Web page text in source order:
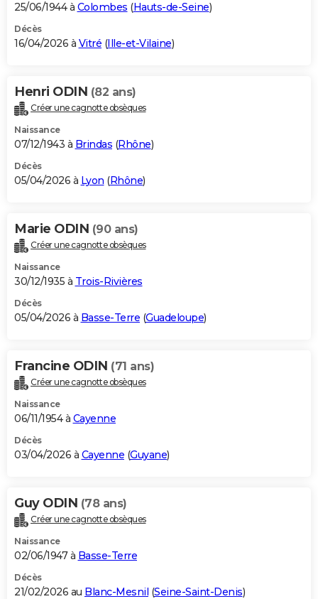
25/06/1944 à Colombes (Hauts-de-Seine)
Décès
16/04/2026 à Vitré (Ille-et-Vilaine)
Henri ODIN (82 ans)
Créer une cagnotte obsèques
Naissance
07/12/1943 à Brindas (Rhône)
Décès
05/04/2026 à Lyon (Rhône)
Marie ODIN (90 ans)
Créer une cagnotte obsèques
Naissance
30/12/1935 à Trois-Rivières
Décès
05/04/2026 à Basse-Terre (Guadeloupe)
Francine ODIN (71 ans)
Créer une cagnotte obsèques
Naissance
06/11/1954 à Cayenne
Décès
03/04/2026 à Cayenne (Guyane)
Guy ODIN (78 ans)
Créer une cagnotte obsèques
Naissance
02/06/1947 à Basse-Terre
Décès
21/02/2026 au Blanc-Mesnil (Seine-Saint-Denis)